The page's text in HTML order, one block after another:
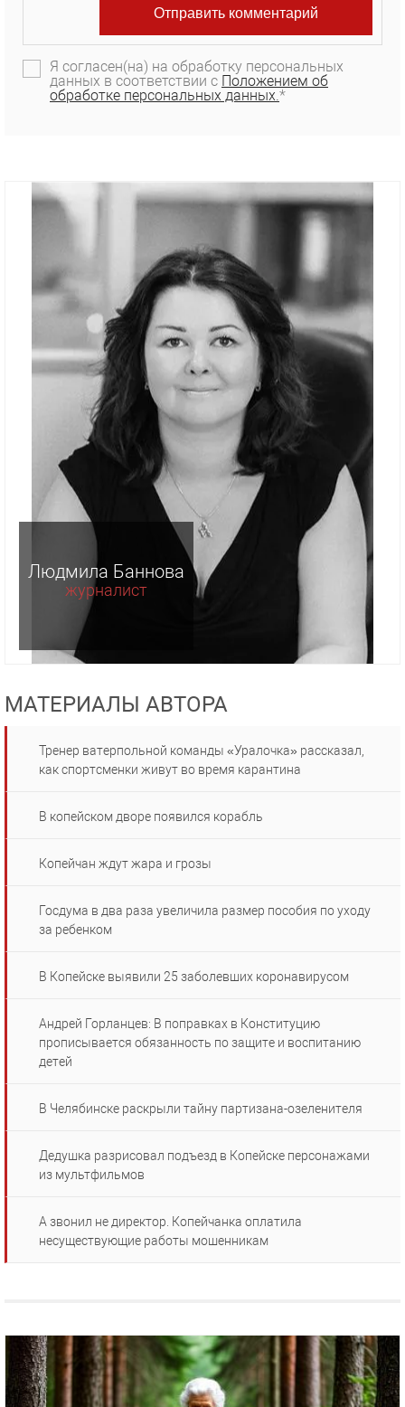
Я согласен(на) на обработку персональных
данных в соответствии с Положением об
обработке персональных данных.*
Людмила Баннова
журналист
МАТЕРИАЛЫ АВТОРА
Тренер ватерпольной команды «Уралочка» рассказал,
как спортсменки живут во время карантина
В копейском дворе появился корабль
Копейчан ждут жара и грозы
Госдума в два раза увеличила размер пособия по уходу
за ребенком
В Копейске выявили 25 заболевших коронавирусом
Андрей Горланцев: В поправках в Конституцию
прописывается обязанность по защите и воспитанию
детей
В Челябинске раскрыли тайну партизана-озеленителя
Дедушка разрисовал подъезд в Копейске персонажами
из мультфильмов
А звонил не директор. Копейчанка оплатила
несуществующие работы мошенникам